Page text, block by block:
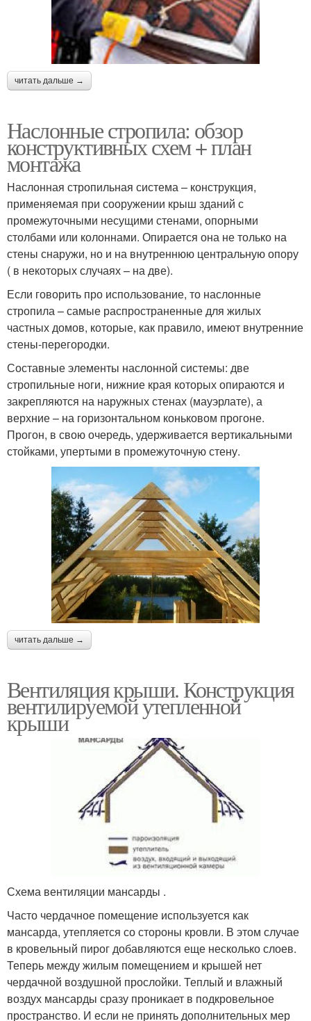
читать дальше →
Наслонные стропила: обзор
конструктивных схем + план
монтажа
Наслонная стропильная система – конструкция,
применяемая при сооружении крыш зданий с
промежуточными несущими стенами, опорными
столбами или колоннами. Опирается она не только на
стены снаружи, но и на внутреннюю центральную опору
( в некоторых случаях – на две).
Если говорить про использование, то наслонные
стропила – самые распространенные для жилых
частных домов, которые, как правило, имеют внутренние
стены-перегородки.
Составные элементы наслонной системы: две
стропильные ноги, нижние края которых опираются и
закрепляются на наружных стенах (мауэрлате), а
верхние – на горизонтальном коньковом прогоне.
Прогон, в свою очередь, удерживается вертикальными
стойками, упертыми в промежуточную стену.
читать дальше →
Вентиляция крыши. Конструкция
вентилируемой утепленной
крыши
Схема вентиляции мансарды .
Часто чердачное помещение используется как
мансарда, утепляется со стороны кровли. В этом случае
в кровельный пирог добавляются еще несколько слоев.
Теперь между жилым помещением и крышей нет
чердачной воздушной прослойки. Теплый и влажный
воздух мансарды сразу проникает в подкровельное
пространство. И если не принять дополнительных мер